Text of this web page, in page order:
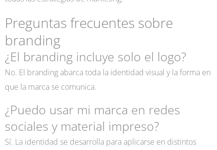
Preguntas frecuentes sobre
branding
¿El branding incluye solo el logo?
No. El branding abarca toda la identidad visual y la forma en
que la marca se comunica.
¿Puedo usar mi marca en redes
sociales y material impreso?
Sí. La identidad se desarrolla para aplicarse en distintos